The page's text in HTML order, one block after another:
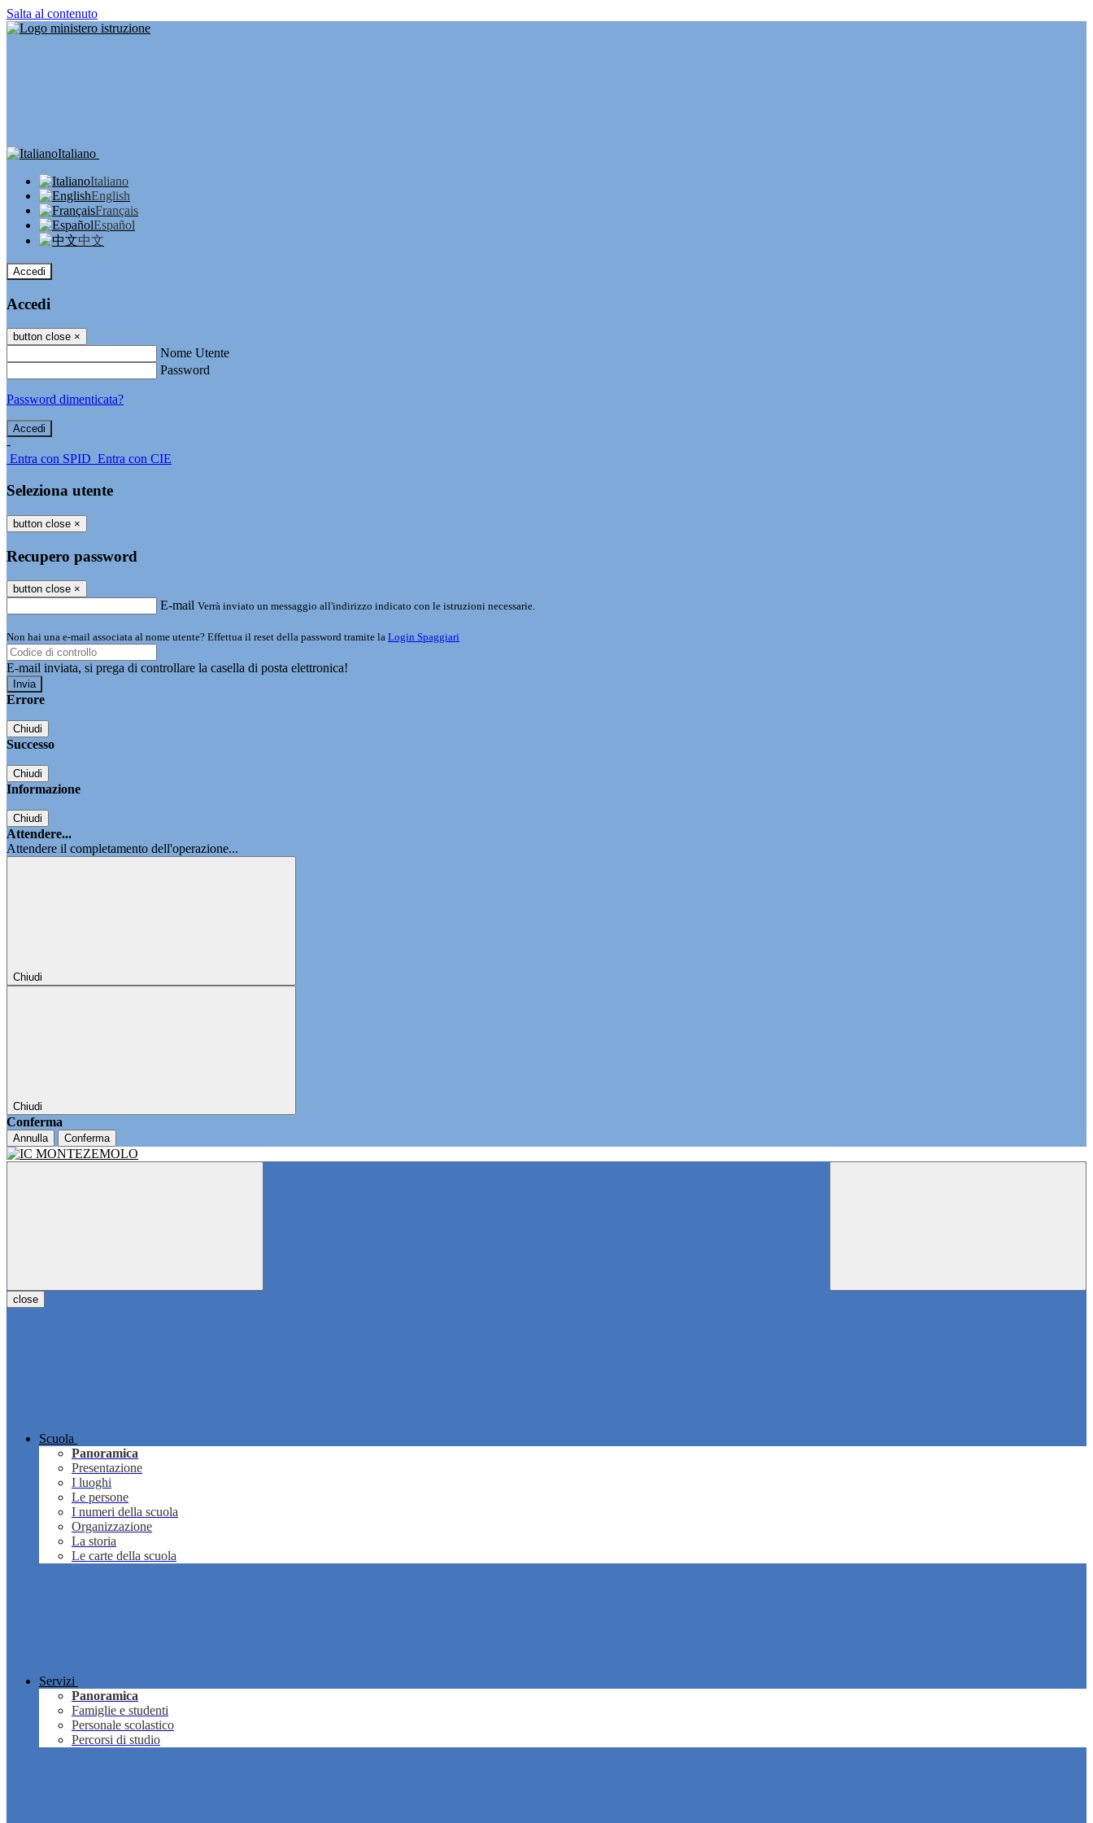
Salta al contenuto
Italiano
Italiano
English
Français
Español
中文
Accedi
Accedi
button close ×
Nome Utente
Password
Password dimenticata?
-
Entra con SPID Entra con CIE
Seleziona utente
button close ×
Recupero password
button close ×
E-mail Verrà inviato un messaggio all'indirizzo indicato con le istruzioni necessarie.
Non hai una e-mail associata al nome utente? Effettua il reset della password tramite la Login Spaggiari
E-mail inviata, si prega di controllare la casella di posta elettronica!
Errore
Chiudi
Successo
Chiudi
Informazione
Chiudi
Attendere...
Attendere il completamento dell'operazione...
Chiudi
Chiudi
Conferma
Annulla Conferma
close
Scuola
Panoramica
Presentazione
I luoghi
Le persone
I numeri della scuola
Organizzazione
La storia
Le carte della scuola
Servizi
Panoramica
Famiglie e studenti
Personale scolastico
Percorsi di studio